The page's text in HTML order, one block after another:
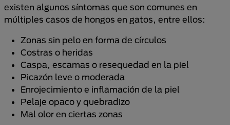
existen algunos síntomas que son comunes en
múltiples casos de hongos en gatos, entre ellos:
Zonas sin pelo en forma de círculos
Costras o heridas
Caspa, escamas o resequedad en la piel
Picazón leve o moderada
Enrojecimiento e inflamación de la piel
Pelaje opaco y quebradizo
Mal olor en ciertas zonas